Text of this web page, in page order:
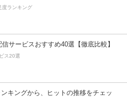
度ランキング
サービスおすすめ40選【徹底比較】
ス20選
キングから、ヒットの推移をチェッ